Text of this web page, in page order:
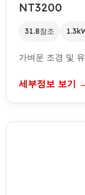
NT3200
31.8참조
가벼운 조경 및
세부정보 보기